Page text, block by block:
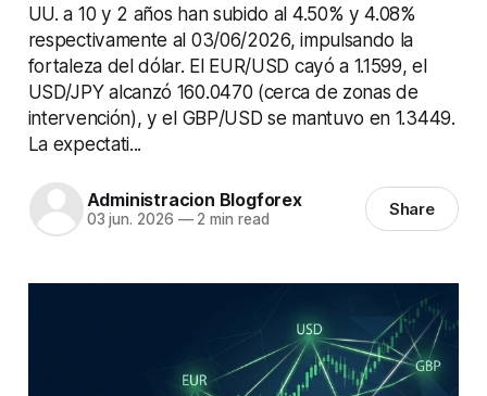
UU. a 10 y 2 años han subido al 4.50% y 4.08%
respectivamente al 03/06/2026, impulsando la
fortaleza del dólar. El EUR/USD cayó a 1.1599, el
USD/JPY alcanzó 160.0470 (cerca de zonas de
intervención), y el GBP/USD se mantuvo en 1.3449.
La expectati...
Administracion Blogforex
03 jun. 2026 —2 min read Share